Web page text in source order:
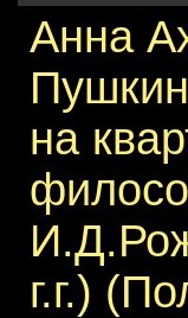
Анна
на
г.г.)